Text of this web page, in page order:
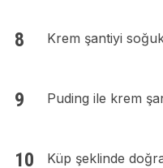
Krem şantiyi
Puding ile krem
Küp şeklinde